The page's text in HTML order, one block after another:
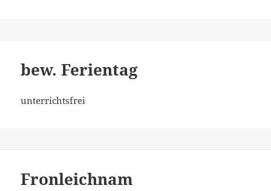
bew. Ferientag
unterrichtsfrei
Fronleichnam